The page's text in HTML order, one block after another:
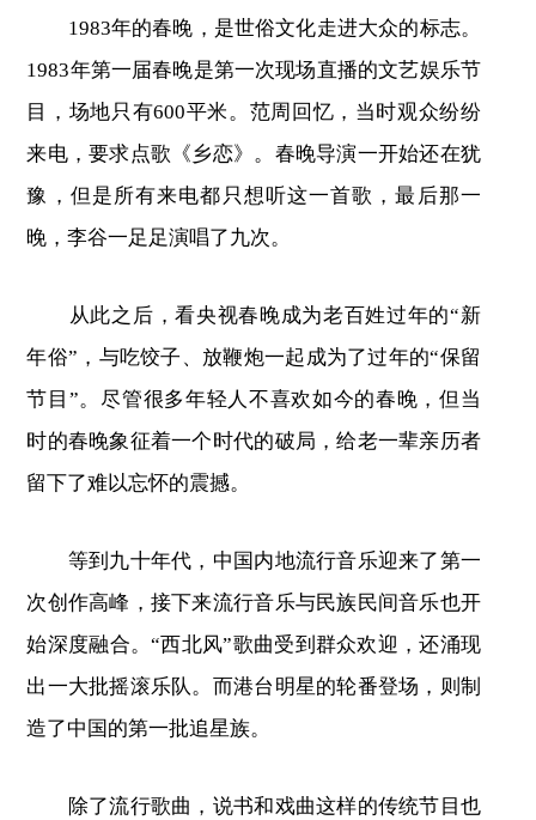
1983年的春晚，是世俗文化走进大众的标志。
1983年第一届春晚是第一次现场直播的文艺娱乐节
目，场地只有600平米。范周回忆，当时观众纷纷
来电，要求点歌《乡恋》。春晚导演一开始还在犹
豫，但是所有来电都只想听这一首歌，最后那一
晚，李谷一足足演唱了九次。
从此之后，看央视春晚成为老百姓过年的“新
年俗”，与吃饺子、放鞭炮一起成为了过年的“保留
节目”。尽管很多年轻人不喜欢如今的春晚，但当
时的春晚象征着一个时代的破局，给老一辈亲历者
留下了难以忘怀的震撼。
等到九十年代，中国内地流行音乐迎来了第一
次创作高峰，接下来流行音乐与民族民间音乐也开
始深度融合。“西北风”歌曲受到群众欢迎，还涌现
出一大批摇滚乐队。而港台明星的轮番登场，则制
造了中国的第一批追星族。
除了流行歌曲，说书和戏曲这样的传统节目也